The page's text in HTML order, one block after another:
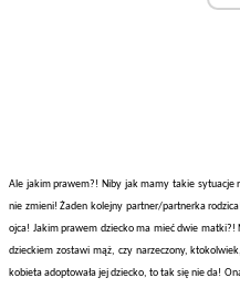
Ale jakim prawem?! Niby jak mamy takie sytuacje
nie zmieni! Żaden kolejny partner/partnerka
ojca! Jakim prawem dziecko ma mieć dwie
dzieckiem zostawi mąż, czy narzeczony,
kobieta adoptowała jej dziecko, to tak się nie da!